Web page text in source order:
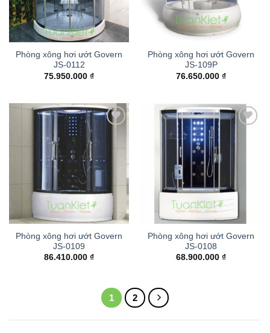
Phòng xông hơi ướt Govern
JS-0112
75.950.000 ₫
Phòng xông hơi ướt Govern
JS-109P
76.650.000 ₫
Phòng xông hơi ướt Govern
JS-0109
86.410.000 ₫
Add to
wishlist
Phòng xông hơi ướt Govern
JS-0108
68.900.000 ₫
1 2